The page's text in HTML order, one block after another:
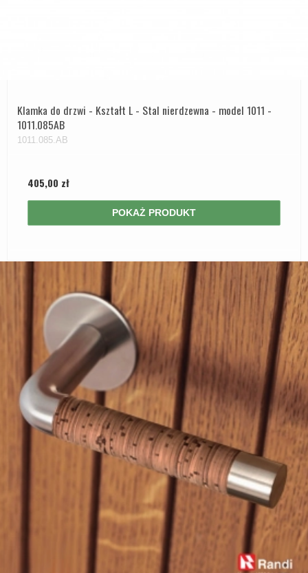
Klamka do drzwi - Kształt L - Stal nierdzewna - model 1011 -
1011.085AB
1011.085.AB
405,00 zł
POKAŻ PRODUKT